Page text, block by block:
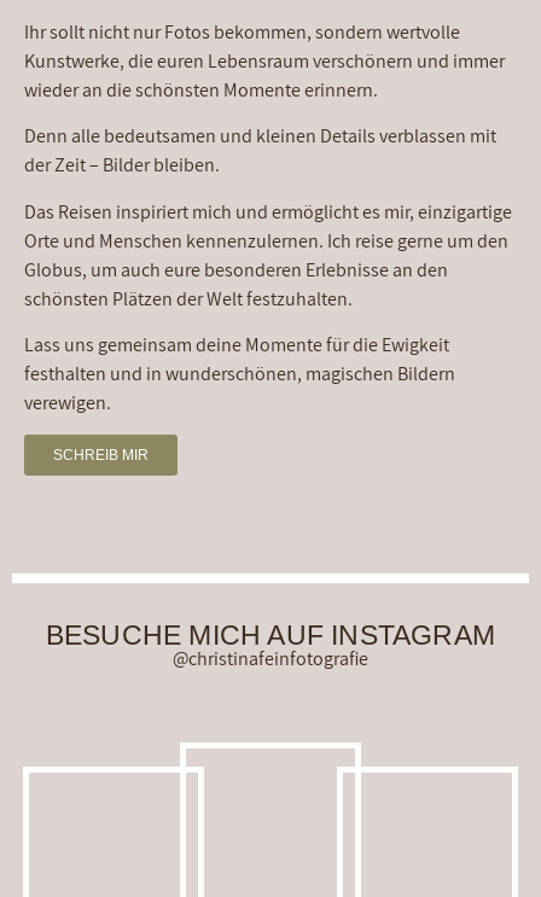
Ihr sollt nicht nur Fotos bekommen, sondern wertvolle
Kunstwerke, die euren Lebensraum verschönern und immer
wieder an die schönsten Momente erinnern.
Denn alle bedeutsamen und kleinen Details verblassen mit
der Zeit – Bilder bleiben.
Das Reisen inspiriert mich und ermöglicht es mir, einzigartige
Orte und Menschen kennenzulernen. Ich reise gerne um den
Globus, um auch eure besonderen Erlebnisse an den
schönsten Plätzen der Welt festzuhalten.
Lass uns gemeinsam deine Momente für die Ewigkeit
festhalten und in wunderschönen, magischen Bildern
verewigen.
SCHREIB MIR
BESUCHE MICH AUF INSTAGRAM
@christinafeinfotografie